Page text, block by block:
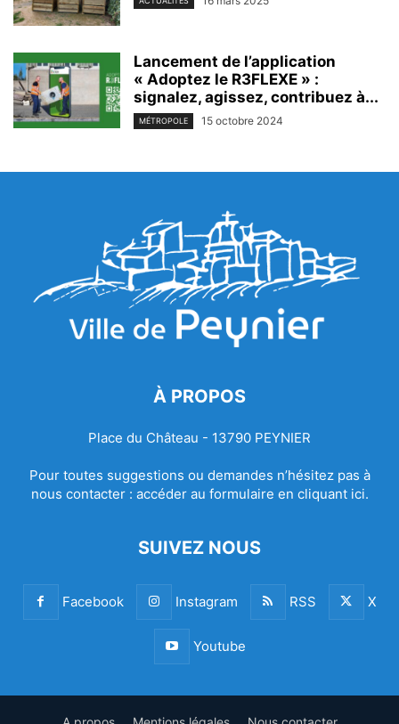
Lancement de l’application
« Adoptez le R3FLEXE » :
signalez, agissez, contribuez à...
MÉTROPOLE 15 octobre 2024
À PROPOS
Place du Château - 13790 PEYNIER
Pour toutes suggestions ou demandes n’hésitez pas à
nous contacter : accéder au formulaire en cliquant ici.
SUIVEZ NOUS
Facebook Instagram RSS X
Youtube